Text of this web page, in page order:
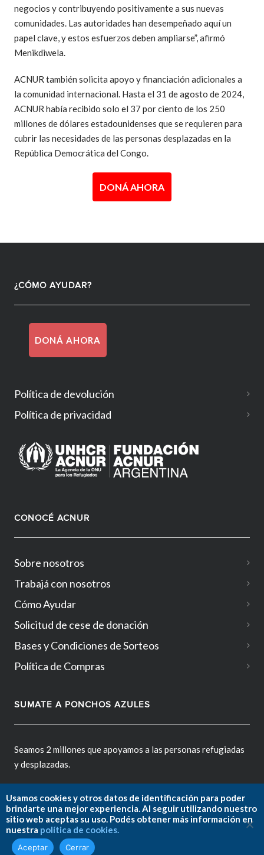
negocios y contribuyendo positivamente a sus nuevas
comunidades. Las autoridades han desempeñado aquí un
papel clave, y estos esfuerzos deben ampliarse”, afirmó
Menikdiwela.
ACNUR también solicita apoyo y financiación adicionales a
la comunidad internacional. Hasta el 31 de agosto de 2024,
ACNUR había recibido solo el 37 por ciento de los 250
millones de dólares estadounidenses que se requieren para
cubrir las necesidades de las personas desplazadas en la
República Democrática del Congo.
DONÁ AHORA
¿CÓMO AYUDAR?
DONÁ AHORA
Política de devolución
Política de privacidad
CONOCÉ ACNUR
Sobre nosotros
Trabajá con nosotros
Cómo Ayudar
Solicitud de cese de donación
Bases y Condiciones de Sorteos
Política de Compras
SUMATE A PONCHOS AZULES
Seamos 2 millones que apoyamos a las personas refugiadas
y desplazadas.
Fundación ACNUR Argentina.
Copyright © 2026. All rights reserved.
Usamos cookies y otros datos de identificación para poder
brindarte una mejor experiencia. Al seguir utilizando nuestro
sitio web aceptas su uso. Podés obtener más información en
nuestra política de cookies.
Aceptar Cerrar